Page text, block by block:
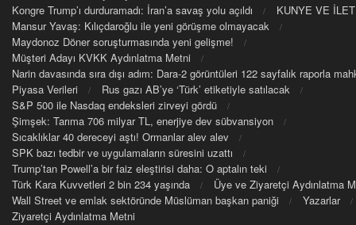
Kongre Trump’ı durduramadı: İran’a savaş yolu açıldı
KUNYE VE
Mansur Yavaş: Kılıçdaroğlu ile yeni görüşme olmayacak
Maydonoz Döner soruşturmasında yeni gelişme!
Müşteri Adayı KVKK Aydınlatma Metni
Narin davasında sıra dışı adım: Dara-2 görüntüleri 122 sayfalık raporla
Piyasa Verileri
Rus gazı AB’ye ‘Türk’ etiketiyle satılacak
S&P 500 ile Nasdaq endeksleri zirveyi gördü
Şimşek: Tarıma 706 milyar TL, enerjiye dev sübvansiyon
Sıcaklıklar 40 dereceyi aştı! Ormanlar alev alev
SPK bazı tedbir ve uygulamaların süresini uzattı
Trump’tan Powell’a bir faiz eleştirisi daha: O aptalın teki
Türk Kara Kuvvetleri 2 bin 234 yaşında
Üye ve Ziyaretçi Aydınlatma
Wall Street ve emlak sektöründe Müslüman başkan paniği
Yazarlar
Ziyaretçi Aydınlatma Metni